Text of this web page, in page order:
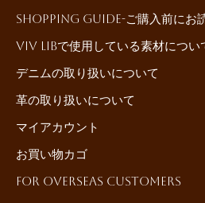
Shopping Guide-ご購入前にお
ViV LiBで使用している素材につい
デニムの取り扱いについて
革の取り扱いについて
マイアカウント
お買い物カゴ
For Overseas Customers